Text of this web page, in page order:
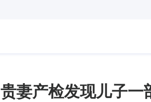
妻产检发现儿子一